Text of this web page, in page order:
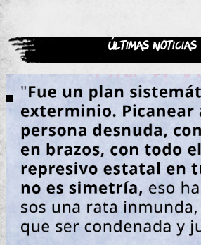
Últimas noticias